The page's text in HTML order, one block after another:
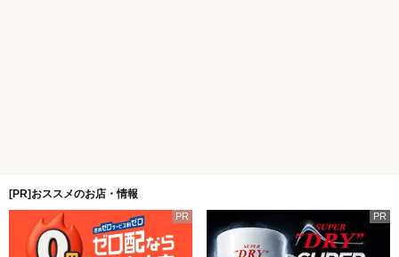
[PR]おススメのお店・情報
PR PR